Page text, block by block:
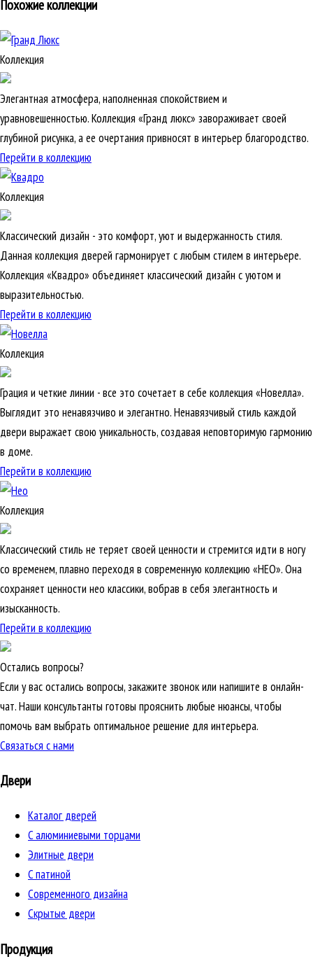
Похожие коллекции
Коллекция
Элегантная атмосфера, наполненная спокойствием и
уравновешенностью. Коллекция «Гранд люкс» завораживает своей
глубиной рисунка, а ее очертания привносят в интерьер благородство.
Перейти в коллекцию
Коллекция
Классический дизайн - это комфорт, уют и выдержанность стиля.
Данная коллекция дверей гармонирует с любым стилем в интерьере.
Коллекция «Квадро» объединяет классический дизайн с уютом и
выразительностью.
Перейти в коллекцию
Коллекция
Грация и четкие линии - все это сочетает в себе коллекция «Новелла».
Выглядит это ненавязчиво и элегантно. Ненавязчивый стиль каждой
двери выражает свою уникальность, создавая неповторимую гармонию
в доме.
Перейти в коллекцию
Коллекция
Классический стиль не теряет своей ценности и стремится идти в ногу
со временем, плавно переходя в современную коллекцию «НЕО». Она
сохраняет ценности нео классики, вобрав в себя элегантность и
изысканность.
Перейти в коллекцию
Остались вопросы?
Если у вас остались вопросы, закажите звонок или напишите в онлайн-
чат. Наши консультанты готовы прояснить любые нюансы, чтобы
помочь вам выбрать оптимальное решение для интерьера.
Связаться с нами
Двери
Каталог дверей
C алюминиевыми торцами
Элитные двери
C патиной
Cовременного дизайна
Скрытые двери
Продукция